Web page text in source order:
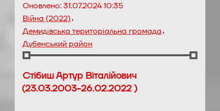
Оновлено:31.07.2024 10:35
Війна (2022),
Демидівська територіальна громада,
Дубенський район
Стібиш Артур Віталійович
(23.03.2003-26.02.2022 )